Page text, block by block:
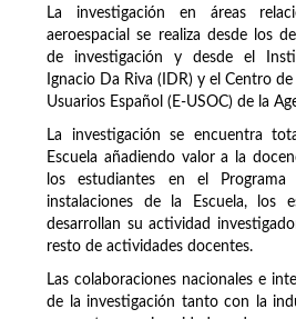
La investigación en áreas
aeroespacial se realiza desde los
de investigación y desde el
Ignacio Da Riva (IDR) y el Centro
Usuarios Español (E-USOC) de la
La investigación se encuentra
Escuela añadiendo valor a la
los estudiantes en el
instalaciones de la Escuela, los
desarrollan su actividad
resto de actividades docentes.
Las colaboraciones nacionales e
de la investigación tanto con la